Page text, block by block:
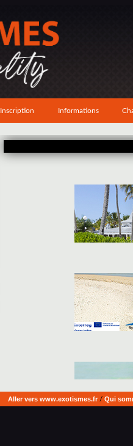
Inscription Informations
Aller vers www.exotismes.fr/ Qui